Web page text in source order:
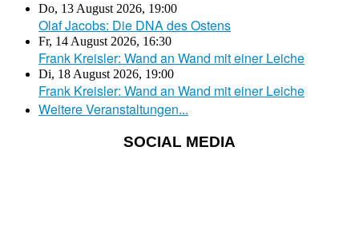
Do, 13 August 2026, 19:00
Olaf Jacobs: Die DNA des Ostens
Fr, 14 August 2026, 16:30
Frank Kreisler: Wand an Wand mit einer Leiche
Di, 18 August 2026, 19:00
Frank Kreisler: Wand an Wand mit einer Leiche
Weitere Veranstaltungen...
SOCIAL MEDIA